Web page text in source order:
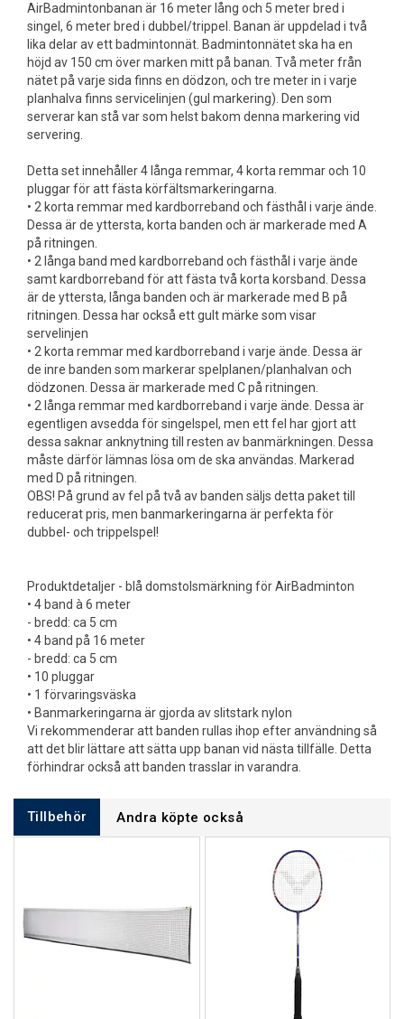
AirBadmintonbanan är 16 meter lång och 5 meter bred i
singel, 6 meter bred i dubbel/trippel. Banan är uppdelad i två
lika delar av ett badmintonnät. Badmintonnätet ska ha en
höjd av 150 cm över marken mitt på banan. Två meter från
nätet på varje sida finns en dödzon, och tre meter in i varje
planhalva finns servicelinjen (gul markering). Den som
serverar kan stå var som helst bakom denna markering vid
servering.
Detta set innehåller 4 långa remmar, 4 korta remmar och 10
pluggar för att fästa körfältsmarkeringarna.
• 2 korta remmar med kardborreband och fästhål i varje ände.
Dessa är de yttersta, korta banden och är markerade med A
på ritningen.
• 2 långa band med kardborreband och fästhål i varje ände
samt kardborreband för att fästa två korta korsband. Dessa
är de yttersta, långa banden och är markerade med B på
ritningen. Dessa har också ett gult märke som visar
servelinjen
• 2 korta remmar med kardborreband i varje ände. Dessa är
de inre banden som markerar spelplanen/planhalvan och
dödzonen. Dessa är markerade med C på ritningen.
• 2 långa remmar med kardborreband i varje ände. Dessa är
egentligen avsedda för singelspel, men ett fel har gjort att
dessa saknar anknytning till resten av banmärkningen. Dessa
måste därför lämnas lösa om de ska användas. Markerad
med D på ritningen.
OBS! På grund av fel på två av banden säljs detta paket till
reducerat pris, men banmarkeringarna är perfekta för
dubbel- och trippelspel!
Produktdetaljer - blå domstolsmärkning för AirBadminton
• 4 band à 6 meter
- bredd: ca 5 cm
• 4 band på 16 meter
- bredd: ca 5 cm
• 10 pluggar
• 1 förvaringsväska
• Banmarkeringarna är gjorda av slitstark nylon
Vi rekommenderar att banden rullas ihop efter användning så
att det blir lättare att sätta upp banan vid nästa tillfälle. Detta
förhindrar också att banden trasslar in varandra.
Tillbehör Andra köpte också